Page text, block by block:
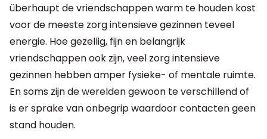
überhaupt de vriendschappen warm te houden kost
voor de meeste zorg intensieve gezinnen teveel
energie. Hoe gezellig, fijn en belangrijk
vriendschappen ook zijn, veel zorg intensieve
gezinnen hebben amper fysieke- of mentale ruimte.
En soms zijn de werelden gewoon te verschillend of
is er sprake van onbegrip waardoor contacten geen
stand houden.